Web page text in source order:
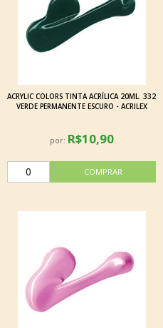
ACRYLIC COLORS TINTA ACRÍLICA 20ML. 332
VERDE PERMANENTE ESCURO - ACRILEX
por: R$10,90